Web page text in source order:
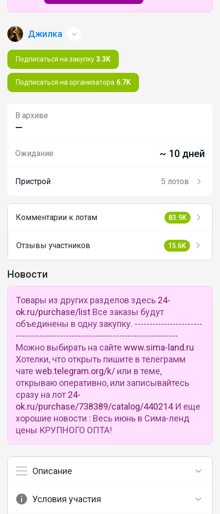
Джилка
Подписаться на закупку 3.3K
Подписаться на организатора 6.7K
В архиве
—
Ожидание ~ 10 дней
Пристрой 5 лотов
Комментарии к лотам 83.9K
Отзывы участников 15.6K
Новости
Товары из других разделов здесь 24-
ok.ru/purchase/list Все заказы будут
объединены в одну закупку. -----------------------
-------------------------------------------------------
Можно выбирать на сайте www.sima-land.ru
Хотелки, что открыть пишите в телеграмм
чате web.telegram.org/k/ или в теме,
открываю оперативно, или записывайтесь
сразу на лот 24-
ok.ru/purchase/738389/catalog/440214И еще
хорошие новости : Весь июнь в Сима-ленд
цены КРУПНОГО ОПТА!
Описание
Условия участия